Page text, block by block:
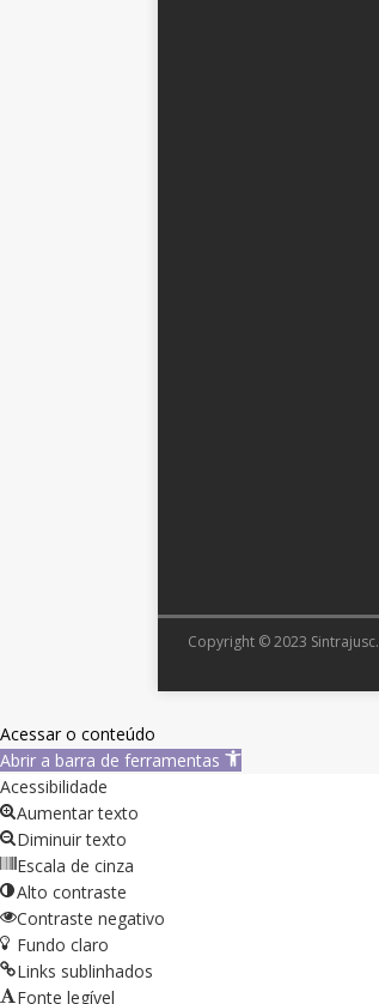
Copyright © 2023 Sintrajusc.
Acessar o conteúdo
Abrir a barra de ferramentas
Acessibilidade
Aumentar texto
Diminuir texto
Escala de cinza
Alto contraste
Contraste negativo
Fundo claro
Links sublinhados
Fonte legível